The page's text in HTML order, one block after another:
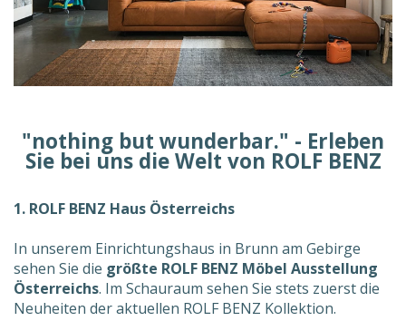
"nothing but wunderbar." - Erleben
Sie bei uns die Welt von ROLF BENZ
1. ROLF BENZ Haus Österreichs
In unserem Einrichtungshaus in Brunn am Gebirge
sehen Sie die größte ROLF BENZ Möbel Ausstellung
Österreichs. Im Schauraum sehen Sie stets zuerst die
Neuheiten der aktuellen ROLF BENZ Kollektion.